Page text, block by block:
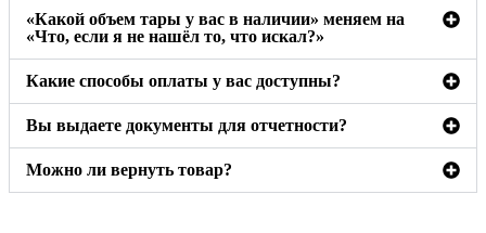
«Какой объем тары у вас в наличии» меняем на
«Что, если я не нашёл то, что искал?»
Какие способы оплаты у вас доступны?
Вы выдаете документы для отчетности?
Можно ли вернуть товар?